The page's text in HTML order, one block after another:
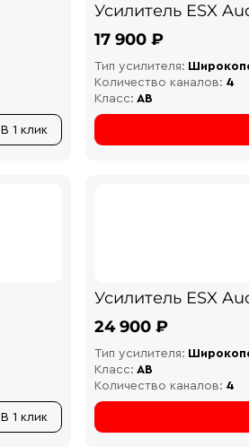
В 1 клик
Усилитель ESX
17 900 ₽
Тип усилителя:
Количество каналов: 4
Класс: AB
В 1 клик
Усилитель ESX
24 900 ₽
Тип усилителя:
Класс: AB
Количество каналов: 4